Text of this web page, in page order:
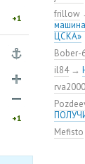
+1
+1
на
но
мяча»
ЦСКА
нового
frillow
ЦСКА»
Bober-
il84→
rva2000
Mefisto